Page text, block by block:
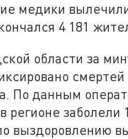
медики
4 181
области за
смертей
По данным
регионе заболели
выздоровлению